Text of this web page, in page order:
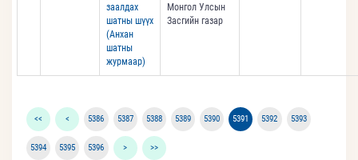
заалдах
шатны шүүх
(Анхан
шатны
журмаар)
Монгол Улсын
Засгийн газар
<< < 5386 5387 5388 5389 5390 5391 5392 5393
5394 5395 5396 > >>